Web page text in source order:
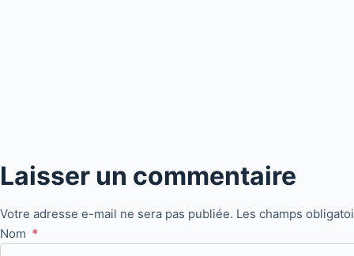
Laisser un commentaire
Votre adresse e-mail ne sera pas publiée. Les champs
Nom *